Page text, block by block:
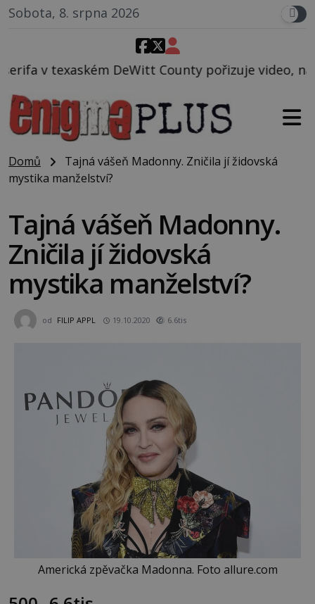
Sobota, 8. srpna 2026
County pořizuje video, na kterém před jeho
Domů
Tajná vášeň Madonny. Zničila jí židovská
mystika manželství?
Tajná vášeň Madonny.
Zničila jí židovská
mystika manželství?
od FILIP APPL 19.10.2020 6.6tis
Americká zpěvačka Madonna. Foto allure.com